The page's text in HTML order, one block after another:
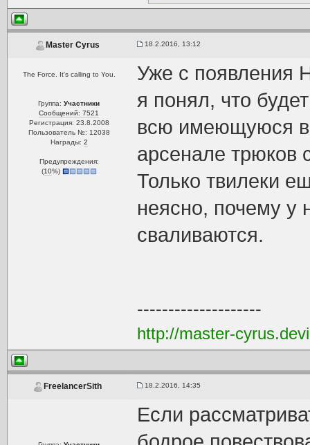
Master Cyrus 18.2.2016, 13:12
The Force. It's calling to You.
Группа:Участники
Сообщений: 7521
Регистрация: 23.8.2008
Пользователь №: 12038
Награды: 2
Предупреждения:
(10%)
Уже с появления
я понял, что
всю имеющуюся в
арсенале трюков
Только твилеки
неясно, почему у
сваливаются.
--------------------
http://master-
FreelancerSith 18.2.2016, 14:35
Если